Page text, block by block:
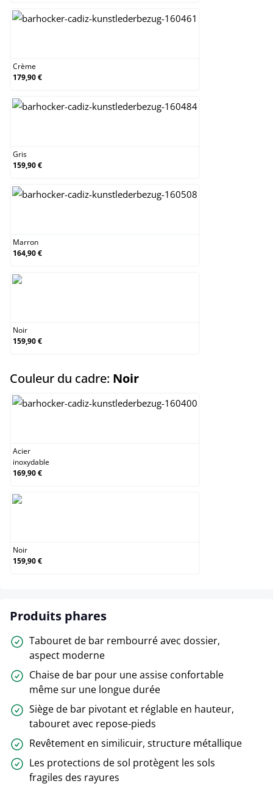
Crème
179,90 €
Gris
159,90 €
Marron
164,90 €
Noir
159,90 €
Couleur du cadre: Noirselect
Acier
inoxydable
169,90 €
Noir
159,90 €
Produits phares
Tabouret de bar rembourré avec dossier,
aspect moderne
Chaise de bar pour une assise confortable
même sur une longue durée
Siège de bar pivotant et réglable en hauteur,
tabouret avec repose-pieds
Revêtement en similicuir, structure métallique
Les protections de sol protègent les sols
fragiles des rayures